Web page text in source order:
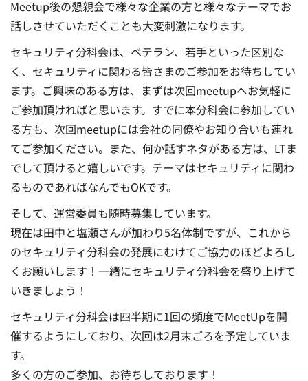
Meetup後の懇親会で様々な企業の方と様々なテーマでお
話しさせていただくことも大変刺激になります。
セキュリティ分科会は、ベテラン、若手といった区別な
く、セキュリティに関わる皆さまのご参加をお待ちしてい
ます。ご興味のある方は、まずは次回meetupへお気軽に
ご参加頂ければと思います。すでに本分科会に参加してい
る方も、次回meetupには会社の同僚やお知り合いも連れ
てご参加ください。また、何か話すネタがある方は、LTま
でして頂けると嬉しいです。テーマはセキュリティに関わ
るものであればなんでもOKです。
そして、運営委員も随時募集しています。
現在は田中と塩瀬さんが加わり5名体制ですが、これから
のセキュリティ分科会の発展にむけてご協力のほどよろし
くお願いします！一緒にセキュリティ分科会を盛り上げて
いきましょう！
セキュリティ分科会は四半期に1回の頻度でMeetUpを開
催するようにしており、次回は2月末ごろを予定していま
す。
多くの方のご参加、お待ちしております！